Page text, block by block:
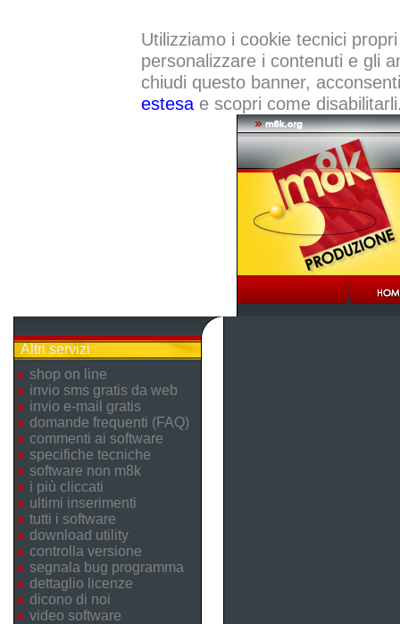
Utilizziamo i cookie tecnici
personalizzare i contenuti e gli
chiudi questo banner,
estesae scopri come
Altri servizi
shop on line
invio sms gratis da web
invio e-mail gratis
domande frequenti (FAQ)
commenti ai software
specifiche tecniche
software non m8k
i più cliccati
ultimi inserimenti
tutti i software
download utility
controlla versione
segnala bug programma
dettaglio licenze
dicono di noi
video software